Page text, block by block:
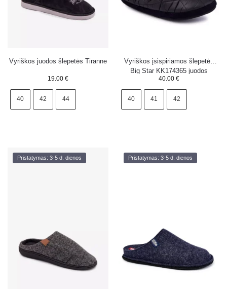
Vyriškos juodos šlepetės Tiranne
19.00 €
40 42 44
Vyriškos įsispiriamos šlepetės
Big Star KK174365 juodos
40.00 €
40 41 42
Pristatymas: 3-5 d. dienos Pristatymas: 3-5 d. dienos